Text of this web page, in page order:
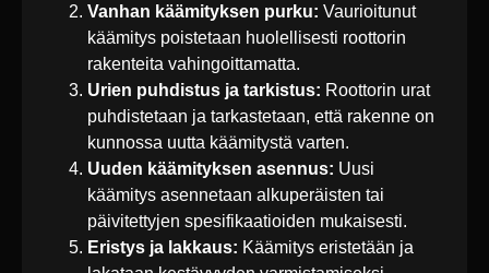
Vanhan käämityksen purku: Vaurioitunut
käämitys poistetaan huolellisesti roottorin
rakenteita vahingoittamatta.
Urien puhdistus ja tarkistus: Roottorin urat
puhdistetaan ja tarkastetaan, että rakenne on
kunnossa uutta käämitystä varten.
Uuden käämityksen asennus: Uusi
käämitys asennetaan alkuperäisten tai
päivitettyjen spesifikaatioiden mukaisesti.
Eristys ja lakkaus: Käämitys eristetään ja